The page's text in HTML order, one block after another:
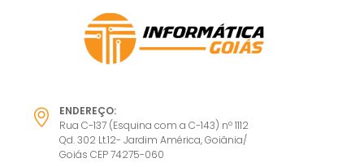
ENDEREÇO:
Rua C-137 (Esquina com a C-143) nº 1112
Qd. 302 Lt.12- Jardim América, Goiânia/
Goiás CEP 74275-060